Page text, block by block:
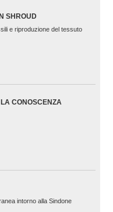
SHROUD
e riproduzione del tessuto
CONOSCENZA
intorno alla Sindone